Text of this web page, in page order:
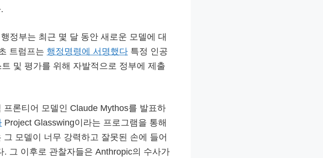
정부는 최근 몇 달 동안 새로운 모델에 대
트럼프는 행정명령에 서명했다 특정 인공
및 평가를 위해 자발적으로 정부에 제출
론티어 모델인 Claude Mythos를 발표하
Project Glasswing이라는 프로그램을 통해
모델이 너무 강력하고 잘못된 손에 들어
그 이후로 관찰자들은 Anthropic의 수사가